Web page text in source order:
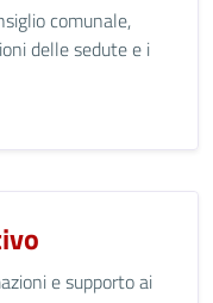
comunale,
delle sedute e i
e supporto ai